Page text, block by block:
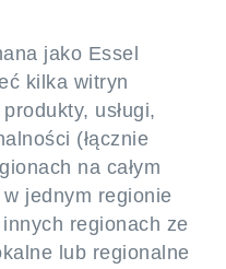
jako Essel
kilka witryn
usługi,
(łącznie
na całym
jednym regionie
regionach ze
lub regionalne